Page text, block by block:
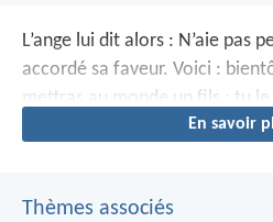
L’ange lui dit alors : N’aie pas
accordé sa faveur. Voici :
mettras au monde un fils ; tu le
En savoir
Thèmes associés